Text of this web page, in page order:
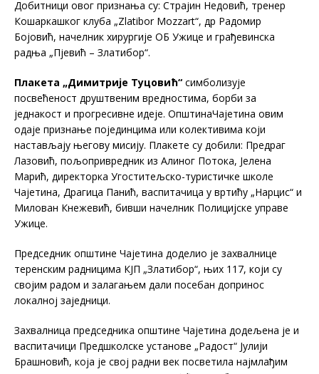
Добитници овог признања су: Страјин Недовић, тренер
Кошаркашког клуба „Zlatibor Mozzart“, др Радомир
Бојовић, начелник хирургије ОБ Ужице и грађевинска
радња „Пјевић – Златибор“.
Плакета „Димитрије Туцовић“ симболизује
посвећеност друштвеним вредностима, борби за
једнакост и прогресивне идеје. ОпштинаЧајетина овим
одаје признање појединцима или колективима који
настављају његову мисију. Плакете су добили: Предраг
Лазовић, пољопривредник из Алиног Потока, Јелена
Марић, директорка Угоститељско-туристичке школе
Чајетина, Драгица Панић, васпитачица у вртићу „Нарцис“ и
Милован Кнежевић, бивши начелник Полицијске управе
Ужице.
Председник општине Чајетина доделио је захвалнице
теренским радницима КЈП „Златибор“, њих 117, који су
својим радом и залагањем дали посебан допринос
локалној заједници.
Захвалница председника општине Чајетина додељена је и
васпитачици Предшколске установе „Радост“ Јулији
Брашновић, која је свој радни век посветила најмлађим